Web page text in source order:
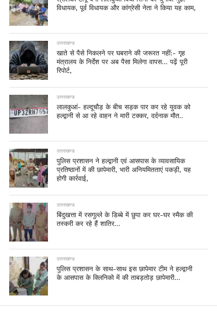
विधायक, पूर्व विधायक और कांग्रेसी नेता ने किया यह काम,
उत्तराखण्ड
खाते से पैसे निकलने पर घबराने की जरूरत नहीं:- गृह
मंत्रालय के निर्देश पर अब पैसा मिलेगा वापस… पढ़ें पूरी
रिपोर्ट,
उत्तराखण्ड
लालकुआं- हल्दूचौड़ के बीच सड़क पार कर रहे युवक को
हल्द्वानी से आ रहे वाहन ने मारी टक्कर, दर्दनाक मौत..
उत्तराखण्ड
पुलिस प्रशासन ने हल्द्वानी एवं आसपास के व्यावसायिक
प्रतिष्ठानों में की छापेमारी, भारी अनियमितताएं पकड़ी, यह
होगी कार्रवाई,
उत्तराखण्ड
बिंदुखत्ता में रसगुल्ले के डिब्बे में छुपा कर घर-घर स्मैक की
तस्करी कर रहे हैं शातिर…
उत्तराखण्ड
पुलिस प्रशासन के साथ-साथ इस छापेमार टीम ने हल्द्वानी
के आसपास के क्लिनिको में की ताबड़तोड़ छापेमारी…